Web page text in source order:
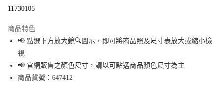
Apple Pay
街口支付
悠遊付
11730105
商品特色
📢 點選下方放大鏡🔍圖示，即可將商品照及尺寸表放大或縮小檢
視
📢 官網販售之顏色尺寸，請以可點選商品顏色尺寸為主
商品貨號：647412